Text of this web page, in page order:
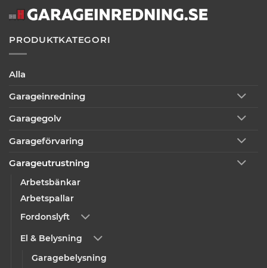
PRODUKTKATEGORI
Alla
Garageinredning
Garagegolv
Garageförvaring
Garageutrustning
Arbetsbänkar
Arbetspallar
Fordonslyft
El & Belysning
Garagebelysning